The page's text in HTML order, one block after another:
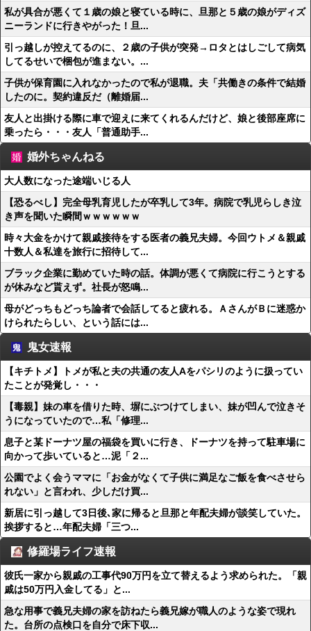
私が具合が悪くて１歳の娘と寝ている時に、旦那と５歳の娘がディズ
ニーランドに行きやがった！旦...
引っ越しが控えてるのに、２歳の子供が突発→ロタとはしごして病気
してるせいで梱包が進まない。...
子供が保育園に入れなかったので私が退職。夫「共働きの条件で結婚
したのに。契約違反だ（離婚届...
友人と出掛ける際に車で迎えに来てくれるんだけど、娘と後部座席に
乗ったら・・・友人「普通助手...
婚外ちゃんねる
大人数になった途端いじる人
【恐るべし】完全母乳育児したが卒乳して3年。病院で乳児らしき泣
き声を聞いた瞬間ｗｗｗｗｗｗ
時々大金をかけて親戚接待をする医者の義兄夫婦。今回ウトメ＆親戚
十数人＆私達を旅行に招待して...
ブラック企業に勤めていた時の話。体調が悪くて病院に行こうとする
が休みなど貰えず。社長が怒鳴...
母がどっちもどっち論者で会話してると疲れる。ＡさんがＢに迷惑か
けられたらしい、という話には...
鬼女速報
【キチトメ】トメが私と夫の共通の友人Aをパシリのように扱ってい
たことが発覚し・・・
【毒親】妹の車を借りた時、塀にぶつけてしまい、妹が凹んで泣きそ
うになっていたので…私「修理...
息子と某ドーナツ屋の福袋を買いに行き、ドーナツを持って駐車場に
向かって歩いていると…泥「２...
公園でよく会うママに「お金がなくて子供に満足なご飯を食べさせら
れない」と言われ、少しだけ買...
新居に引っ越して3日後､家に帰ると旦那と年配夫婦が談笑していた。
挨拶すると…年配夫婦「三つ...
修羅場ライフ速報
彼氏一家から親戚の工事代90万円を立て替えるよう求められた。「親
戚は50万円入金してる」と...
急な用事で義兄夫婦の家を訪ねたら義兄嫁が職人のような姿で現れ
た。台所の点検口を自分で床下収...